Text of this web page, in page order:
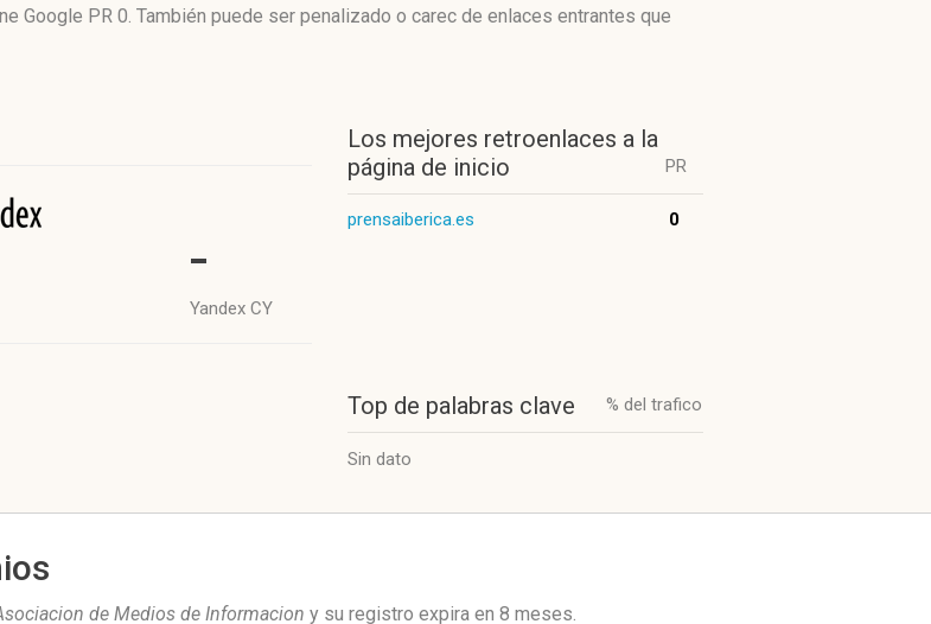
Google PR 0. También puede ser penalizado o carec de enlaces entrantes que
-
Yandex CY
Los mejores retroenlaces a la
página de inicio
PR
prensaiberica.es 0
Top de palabras clave % del trafico
Sin dato
de Medios de Informacion y su registro expira en 8 meses.